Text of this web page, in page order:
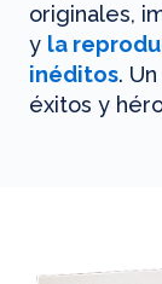
originales,
y la
inéditos.
éxitos y